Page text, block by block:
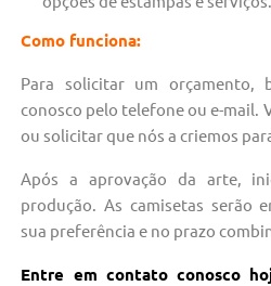
Como funciona:
Para solicitar um orçamento,
conosco pelo telefone ou e-mail.
ou solicitar que nós a criemos
Após a aprovação da arte,
produção. As camisetas serão
sua preferência e no prazo
Entre em contato conosco